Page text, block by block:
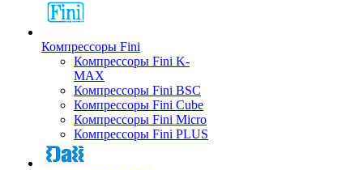
Компрессоры Fini
Компрессоры Fini K-
MAX
Компрессоры Fini BSC
Компрессоры Fini Cube
Компрессоры Fini Micro
Компрессоры Fini PLUS